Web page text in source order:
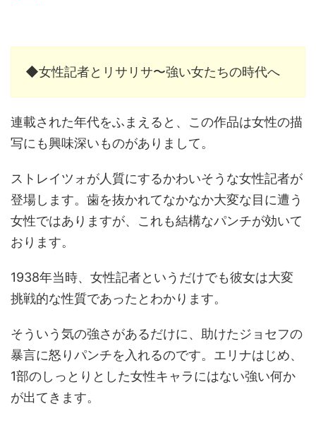
◆女性記者とリサリサ〜強い女たちの時代へ
連載された年代をふまえると、この作品は女性の描
写にも興味深いものがありまして。
ストレイツォが人質にするかわいそうな女性記者が
登場します。歯を抜かれてなかなか大変な目に遭う
女性ではありますが、これも結構なパンチが効いて
おります。
1938年当時、女性記者というだけでも彼女は大変
挑戦的な性質であったとわかります。
そういう気の強さがあるだけに、助けたジョセフの
暴言に怒りパンチを入れるのです。エリナはじめ、
1部のしっとりとした女性キャラにはない強い何か
が出てきます。